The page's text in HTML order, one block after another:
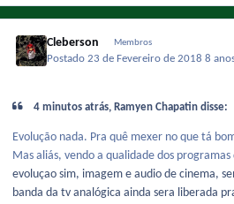
Cleberson Membros
Postado23 de Fevereiro de 20188
4 minutos atrás, Ramyen Chapatin disse:
Evolução nada. Pra quê mexer no que tá
Mas aliás, vendo a qualidade dos
evoluçao sim, imagem e audio de cinema,
banda da tv analógica ainda sera liberada